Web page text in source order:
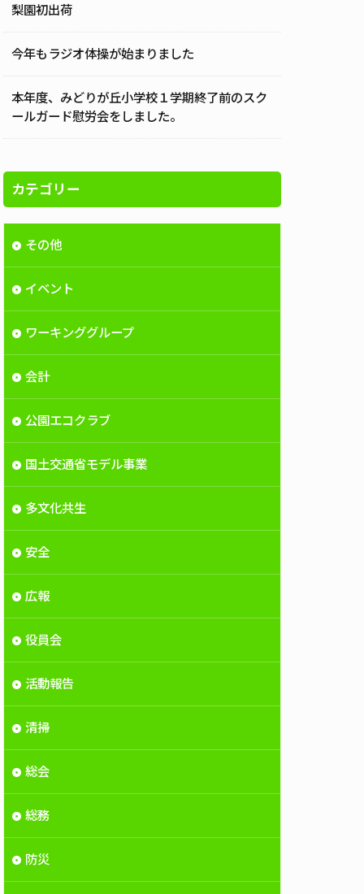
梨園初出荷
今年もラジオ体操が始まりました
本年度、みどりが丘小学校１学期終了前のスク
ールガード慰労会をしました。
カテゴリー
その他
イベント
ワーキンググループ
会計
公園エコクラブ
国土交通省モデル事業
多文化共生
安全
広報
役員会
活動報告
清掃
総会
総務
防災